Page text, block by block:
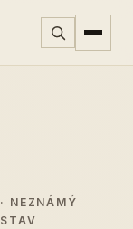
· NEZNÁMÝ
STAV